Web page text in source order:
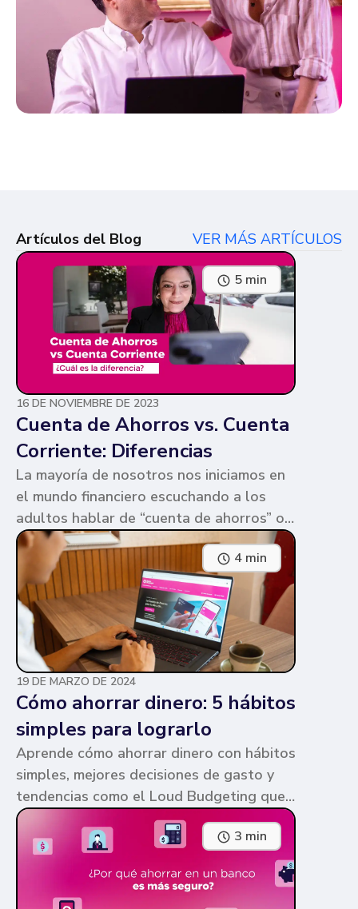
Artículos del Blog VER MÁS ARTÍCULOS
5 min
16 DE NOVIEMBRE DE 2023
Cuenta de Ahorros vs. Cuenta
Corriente: Diferencias
La mayoría de nosotros nos iniciamos en
el mundo financiero escuchando a los
adultos hablar de “cuenta de ahorros” o
“cuenta corriente”. Ambas cuentas
parecen similares y puede ser confuso,
pero te contamos en qué consiste cada
una y sus diferencias.
4 min
19 DE MARZO DE 2024
Cómo ahorrar dinero: 5 hábitos
simples para lograrlo
Aprende cómo ahorrar dinero con hábitos
simples, mejores decisiones de gasto y
tendencias como el Loud Budgeting que
pueden ayudarte a cumplir tus metas.
3 min